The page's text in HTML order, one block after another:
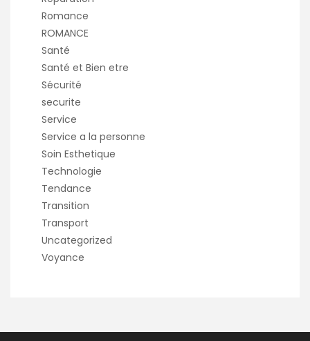
Romance
ROMANCE
Santé
Santé et Bien etre
Sécurité
securite
Service
Service a la personne
Soin Esthetique
Technologie
Tendance
Transition
Transport
Uncategorized
Voyance